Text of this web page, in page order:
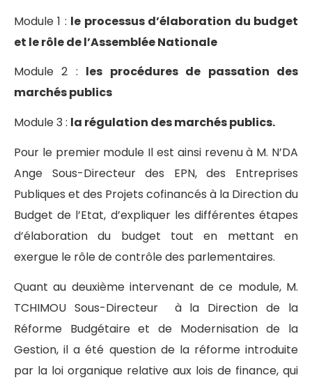
Module 1 : le processus d’élaboration du budget
et le rôle de l’Assemblée Nationale
Module 2 : les procédures de passation des
marchés publics
Module 3 : la régulation des marchés publics.
Pour le premier module Il est ainsi revenu à M. N’DA
Ange Sous-Directeur des EPN, des Entreprises
Publiques et des Projets cofinancés à la Direction du
Budget de l’Etat, d’expliquer les différentes étapes
d’élaboration du budget tout en mettant en
exergue le rôle de contrôle des parlementaires.
Quant au deuxième intervenant de ce module, M.
TCHIMOU Sous-Directeur à la Direction de la
Réforme Budgétaire et de Modernisation de la
Gestion, il a été question de la réforme introduite
par la loi organique relative aux lois de finance, qui